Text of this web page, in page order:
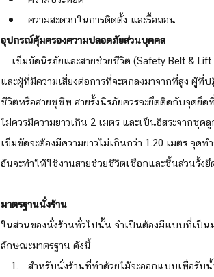
ความสะดวกในการติดตั้ง และรื้อถอน
อุปกรณ์คุ้มครองความปลอดภัยส่วนบุคคล
และผู้ที่มีความเสี่ยงต่อการที่จะตกลงมาจากที่สูง ผู้ที่
ชีวิตหรือสายชูชีพ สายรั้งนิรภัยควรจะยึดติดกับจุด
ไม่ควรมีความยาวเกิน 2 เมตร และเป็นอิสระจาก
เข็มขัดจะต้องมีความยาวไม่เกินกว่า 1.20 เมตร จุด
อันจะทำให้ใช้งานสายช่วยชีวิตเชือกและชิ้นส่วนรั้ง
มาตรฐานนั่งร้าน
ในส่วนของนั่งร้านทั่วไปนั้น จำเป็นต้องมีแบบที่เป็น
ลักษณะมาตรฐาน ดังนี้
สำหรับนั่งร้านที่ทำด้วยไม้จะออกแบบเพื่อรับ